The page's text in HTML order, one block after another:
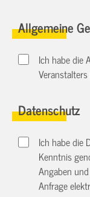
Allgemeine
Ich habe die
Datenschutz
Ich habe die
Kenntnis
Angaben
Anfrage